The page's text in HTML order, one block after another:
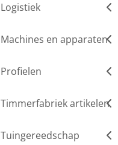
Logistiek
Machines en apparaten
Profielen
Timmerfabriek artikelen
Tuingereedschap